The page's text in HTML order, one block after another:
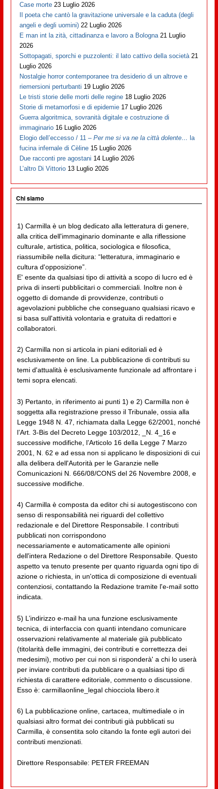
Case morte 23 Luglio 2026
Il poeta che cantò la gravitazione universale e la caduta (degli
angeli e degli uomini) 22 Luglio 2026
E man int la zità, cittadinanza e lavoro a Bologna 21 Luglio
2026
Sottopagati, sporchi e puzzolenti: il lato cattivo della società 21
Luglio 2026
Nostalgie horror contemporanee tra desiderio di un altrove e
riemersioni perturbanti 19 Luglio 2026
Le tristi storie delle morti delle regine 18 Luglio 2026
Storie di metamorfosi e di epidemie 17 Luglio 2026
Guerra algoritmica, sovranità digitale e costruzione di
immaginario 16 Luglio 2026
Elogio dell’eccesso / 11 –Per me si va ne la città dolente… la
fucina infernale di Cèline 15 Luglio 2026
Due racconti pre agostani 14 Luglio 2026
L’altro Di Vittorio 13 Luglio 2026
Chi siamo
1) Carmilla è un blog dedicato alla letteratura di genere,
alla critica dell'immaginario dominante e alla riflessione
culturale, artistica, politica, sociologica e filosofica,
riassumibile nella dicitura: “letteratura, immaginario e
cultura d'opposizione”.
E' esente da qualsiasi tipo di attività a scopo di lucro ed è
priva di inserti pubblicitari o commerciali. Inoltre non è
oggetto di domande di provvidenze, contributi o
agevolazioni pubbliche che conseguano qualsiasi ricavo e
si basa sull'attività volontaria e gratuita di redattori e
collaboratori.
2) Carmilla non si articola in piani editoriali ed è
esclusivamente on line. La pubblicazione di contributi su
temi d'attualità è esclusivamente funzionale ad affrontare i
temi sopra elencati.
3) Pertanto, in riferimento ai punti 1) e 2) Carmilla non è
soggetta alla registrazione presso il Tribunale, ossia alla
Legge 1948 N. 47, richiamata dalla Legge 62/2001, nonché
l’Art. 3-Bis del Decreto Legge 103/2012, _N. 4_16 e
successive modifiche, l’Articolo 16 della Legge 7 Marzo
2001, N. 62 e ad essa non si applicano le disposizioni di cui
alla delibera dell'Autorità per le Garanzie nelle
Comunicazioni N. 666/08/CONS del 26 Novembre 2008, e
successive modifiche.
4) Carmilla è composta da editor chi si autogestiscono con
senso di responsabilità nei riguardi del collettivo
redazionale e del Direttore Responsabile. I contributi
pubblicati non corrispondono
necessariamente e automaticamente alle opinioni
dell'intera Redazione o del Direttore Responsabile. Questo
aspetto va tenuto presente per quanto riguarda ogni tipo di
azione o richiesta, in un'ottica di composizione di eventuali
contenziosi, contattando la Redazione tramite l'e-mail sotto
indicata.
5) L’indirizzo e-mail ha una funzione esclusivamente
tecnica, di interfaccia con quanti intendano comunicare
osservazioni relativamente al materiale già pubblicato
(titolarità delle immagini, dei contributi e correttezza dei
medesimi), motivo per cui non si risponderà' a chi lo userà
per inviare contributi da pubblicare o a qualsiasi tipo di
richiesta di carattere editoriale, commento o discussione.
Esso è: carmillaonline_legal chiocciola libero.it
6) La pubblicazione online, cartacea, multimediale o in
qualsiasi altro format dei contributi già pubblicati su
Carmilla, è consentita solo citando la fonte egli autori dei
contributi menzionati.
Direttore Responsabile: PETER FREEMAN